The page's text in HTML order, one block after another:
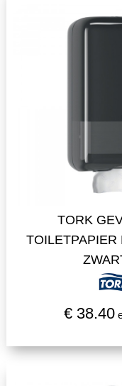
TORK
TOILETPAPIER
€ 38.40